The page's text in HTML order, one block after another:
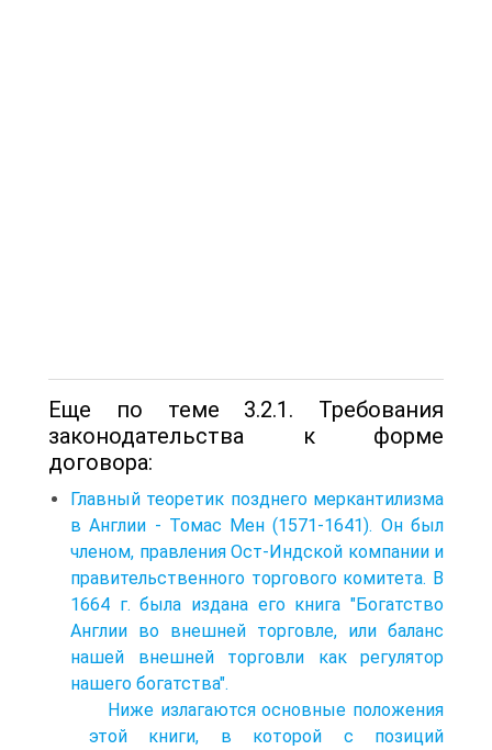
Еще по теме 3.2.1. Требования
законодательства к форме
договора:
Главный теоретик позднего меркантилизма
в Англии - Томас Мен (1571-1641). Он был
членом, правления Ост-Индской компании и
правительственного торгового комитета. В
1664 г. была издана его книга "Богатство
Англии во внешней торговле, или баланс
нашей внешней торговли как регулятор
нашего богатства".
Ниже излагаются основные положения
этой книги, в которой с позиций